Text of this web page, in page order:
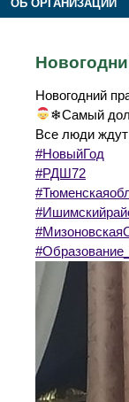
ОБ ОРГАНИЗАЦИИ
Новогодний
❄Самый
Все люди ждут
#НовыйГод
#РДШ72